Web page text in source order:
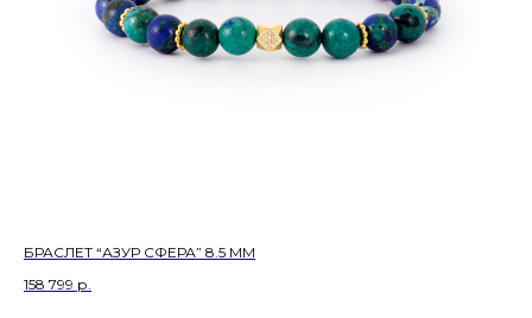
БРАСЛЕТ “АЗУР СФЕРА” 8.5 ММ
158 799 р.